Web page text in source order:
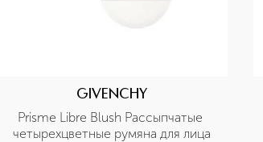
GIVENCHY
Prisme Libre Blush Рассыпчатые
четырехцветные румяна для лица